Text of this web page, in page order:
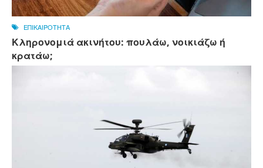
ΕΠΙΚΑΙΡΟΤΗΤΑ
Κληρονομιά ακινήτου: πουλάω, νοικιάζω ή
κρατάω;